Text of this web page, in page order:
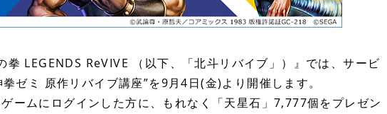
LEGENDS ReVIVE （以下、「北斗リバイブ」）』では、サービ
ゼミ 原作リバイブ講座”を9月4日(金)より開催します。
ームにログインした方に、もれなく「天星石」7,777個をプレゼン